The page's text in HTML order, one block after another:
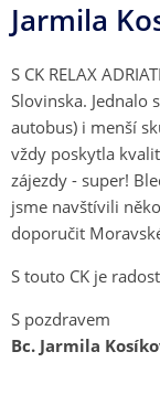
Jarmila
S CK RELAX
Slovinska. Jednalo
autobus) i menší
vždy poskytla
zájezdy - super!
jsme navštívili
doporučit
S touto CK je
S pozdravem
Bc. Jarmila